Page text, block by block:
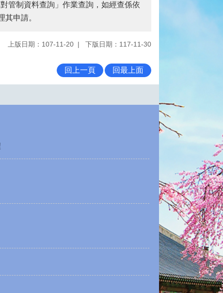
管制資料查詢」作業查詢，如經查係依
申請。
上版日期：107-11-20 下版日期：117-11-30
回上一頁 回最上面